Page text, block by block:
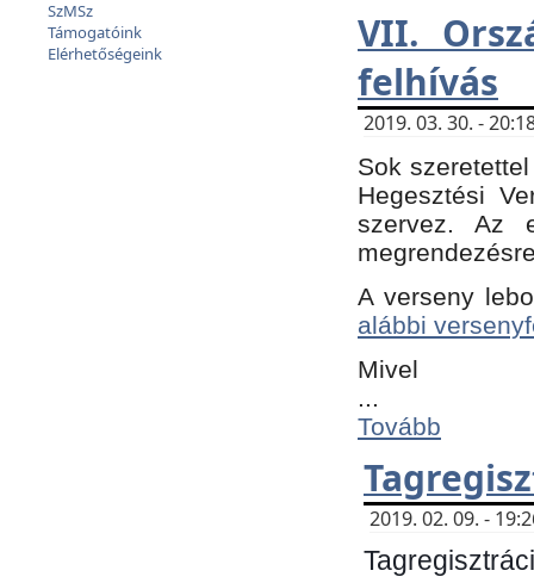
SzMSz
Támogatóink
Elérhetőségeink
VII.
felhívás
2019. 03. 30. -
Sok
Hegesztési
szervez. Az
A verseny
alábbi
Mivel
...
Tovább
2019. 02. 09. -